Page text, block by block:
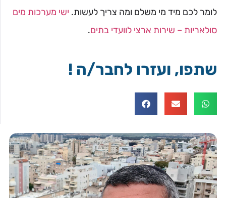
לומר לכם מיד מי משלם ומה צריך לעשות. ישי מערכות מים
סולאריות – שירות ארצי לוועדי בתים.
שתפו, ועזרו לחבר/ה !